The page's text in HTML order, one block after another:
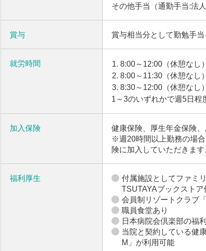
その他手当（通勤手当:法
賞与 賞与相当分として勤勉手
就労時間
8:00～12:00（休憩なし）
8:00～11:30（休憩なし）
8:30～12:00（休憩なし）
1～3のいずれかで週5日程
加入保険
健康保険、厚生年金保険
※週20時間以上勤務の場
険に加入していただきます
福利厚生
付属施設としてファミ
TSUTAYAブックストア
会員制リゾートクラブ
職員食堂あり
日本病院会倶楽部の福
当院と契約している健
M」が利用可能